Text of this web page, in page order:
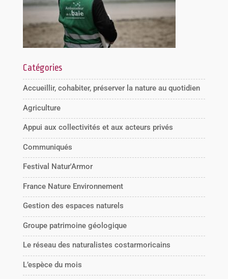
Catégories
Accueillir, cohabiter, préserver la nature au quotidien
Agriculture
Appui aux collectivités et aux acteurs privés
Communiqués
Festival Natur'Armor
France Nature Environnement
Gestion des espaces naturels
Groupe patrimoine géologique
Le réseau des naturalistes costarmoricains
L’espèce du mois